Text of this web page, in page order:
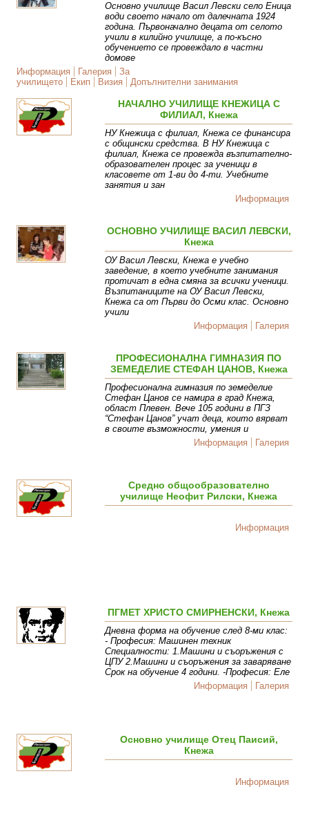
Основно училище Васил Левски село Еница
води своето начало от далечната 1924
година. Първоначално децата от селото
учили в килийно училище, а по-късно
обучението се провеждало в частни
домове
Информация
Галерия
За
училището
Екип Визия Допълнителни занимания
НАЧАЛНО УЧИЛИЩЕ КНЕЖИЦА С
ФИЛИАЛ, Кнежа
НУ Кнежица с филиал, Кнежа се финансира
с общински средства. В НУ Кнежица с
филиал, Кнежа се провежда възпитателно-
образователен процес за ученици в
класовете от 1-ви до 4-ти. Учебните
занятия и зан
Информация
ОСНОВНО УЧИЛИЩЕ ВАСИЛ ЛЕВСКИ,
Кнежа
ОУ Васил Левски, Кнежа е учебно
заведение, в което учебните занимания
протичат в една смяна за всички ученици.
Възпитаниците на ОУ Васил Левски,
Кнежа са от Първи до Осми клас. Основно
учили
Информация
Галерия
ПРОФЕСИОНАЛНА ГИМНАЗИЯ ПО
ЗЕМЕДЕЛИЕ СТЕФАН ЦАНОВ, Кнежа
Професионална гимназия по земеделие
Стефан Цанов се намира в град Кнежа,
област Плевен. Вече 105 години в ПГЗ
“Стефан Цанов” учат деца, които вярват
в своите възможности, умения и
Информация
Галерия
Средно общообразователно
училище Неофит Рилски, Кнежа
Информация
ПГМЕТ ХРИСТО СМИРНЕНСКИ, Кнежа
Дневна форма на обучение след 8-ми клас:
- Професия: Машинен техник
Специалности: 1.Машини и съоръжения с
ЦПУ 2.Машини и съоръжения за заваряване
Срок на обучение 4 години. -Професия: Еле
Информация
Галерия
Основно училище Отец Паисий,
Кнежа
Информация